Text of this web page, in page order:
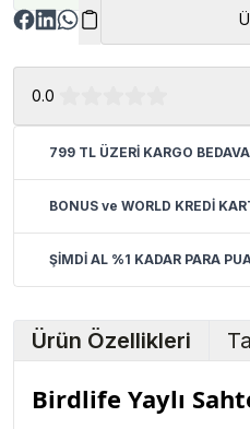
0.0
799 TL ÜZERİ KARGO BEDAVA
BONUS ve WORLD KREDİ
ŞİMDİ AL %1 KADAR PARA
Ürün Özellikleri
Birdlife Yaylı